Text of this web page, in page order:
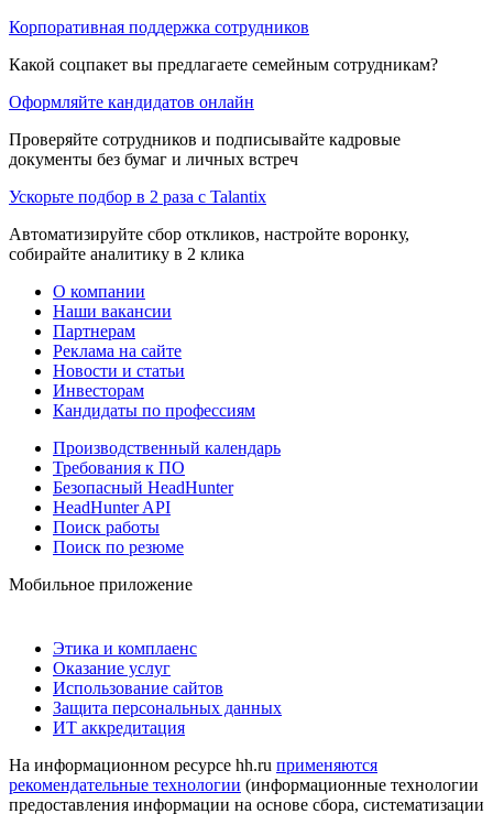
Корпоративная поддержка сотрудников
Какой соцпакет вы предлагаете семейным сотрудникам?
Оформляйте кандидатов онлайн
Проверяйте сотрудников и подписывайте кадровые
документы без бумаг и личных встреч
Ускорьте подбор в 2 раза с Talantix
Автоматизируйте сбор откликов, настройте воронку,
собирайте аналитику в 2 клика
О компании
Наши вакансии
Партнерам
Реклама на сайте
Новости и статьи
Инвесторам
Кандидаты по профессиям
Производственный календарь
Требования к ПО
Безопасный HeadHunter
HeadHunter API
Поиск работы
Поиск по резюме
Мобильное приложение
Этика и комплаенс
Оказание услуг
Использование сайтов
Защита персональных данных
ИТ аккредитация
На информационном ресурсе hh.ru применяются
рекомендательные технологии (информационные технологии
предоставления информации на основе сбора, систематизации